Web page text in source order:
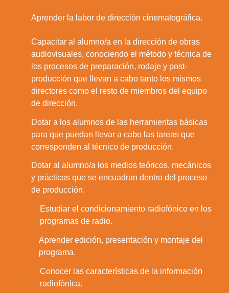
Aprender la labor de dirección cinematográfica.
Capacitar al alumno/a en la dirección de obras
audiovisuales, conociendo el método y técnica de
los procesos de preparación, rodaje y post-
producción que llevan a cabo tanto los mismos
directores como el resto de miembros del equipo
de dirección.
Dotar a los alumnos de las herramientas básicas
para que puedan llevar a cabo las tareas que
corresponden al técnico de producción.
Dotar al alumno/a los medios teóricos, mecánicos
y prácticos que se encuadran dentro del proceso
de producción.
Estudiar el condicionamiento radiofónico en los
programas de radio.
Aprender edición, presentación y montaje del
programa.
Conocer las características de la información
radiofónica.